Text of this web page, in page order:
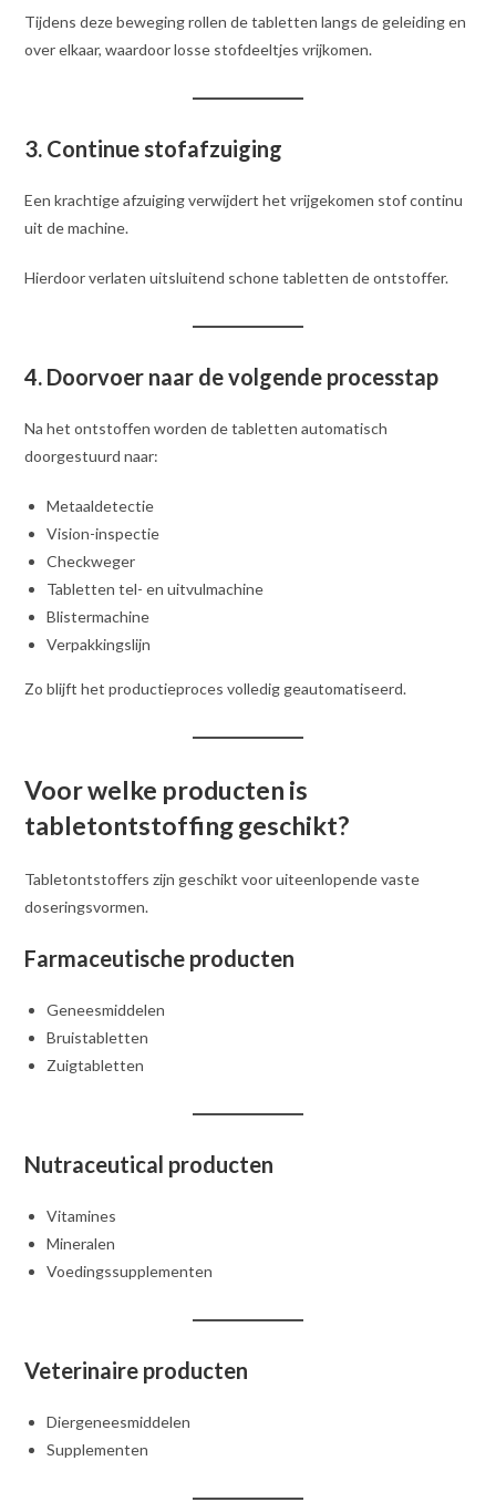
Tijdens deze beweging rollen de tabletten langs de geleiding en
over elkaar, waardoor losse stofdeeltjes vrijkomen.
3. Continue stofafzuiging
Een krachtige afzuiging verwijdert het vrijgekomen stof continu
uit de machine.
Hierdoor verlaten uitsluitend schone tabletten de ontstoffer.
4. Doorvoer naar de volgende processtap
Na het ontstoffen worden de tabletten automatisch
doorgestuurd naar:
Metaaldetectie
Vision-inspectie
Checkweger
Tabletten tel- en uitvulmachine
Blistermachine
Verpakkingslijn
Zo blijft het productieproces volledig geautomatiseerd.
Voor welke producten is
tabletontstoffing geschikt?
Tabletontstoffers zijn geschikt voor uiteenlopende vaste
doseringsvormen.
Farmaceutische producten
Geneesmiddelen
Bruistabletten
Zuigtabletten
Nutraceutical producten
Vitamines
Mineralen
Voedingssupplementen
Veterinaire producten
Diergeneesmiddelen
Supplementen